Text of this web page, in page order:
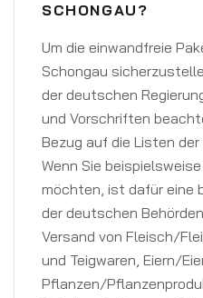
SCHONGAU?
Um die einwandfreie
Schongau
der deutschen
und Vorschriften
Bezug auf die Listen
Wenn Sie
möchten, ist dafür eine
der deutschen
Versand von Fleisch/
und Teigwaren, Eiern/
Pflanzen/